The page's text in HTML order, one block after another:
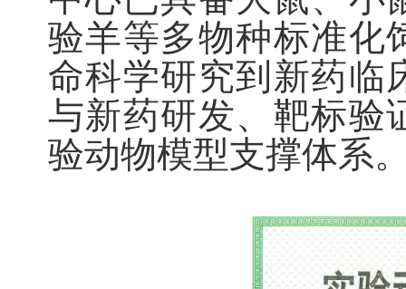
验羊等多物种标准化
命科学研究到新药临
与新药研发、靶标验
验动物模型支撑体系